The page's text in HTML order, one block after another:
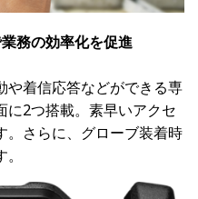
務の効率化を促進
や着信応答などができる専
に2つ搭載。素早いアクセ
。さらに、グローブ装着時